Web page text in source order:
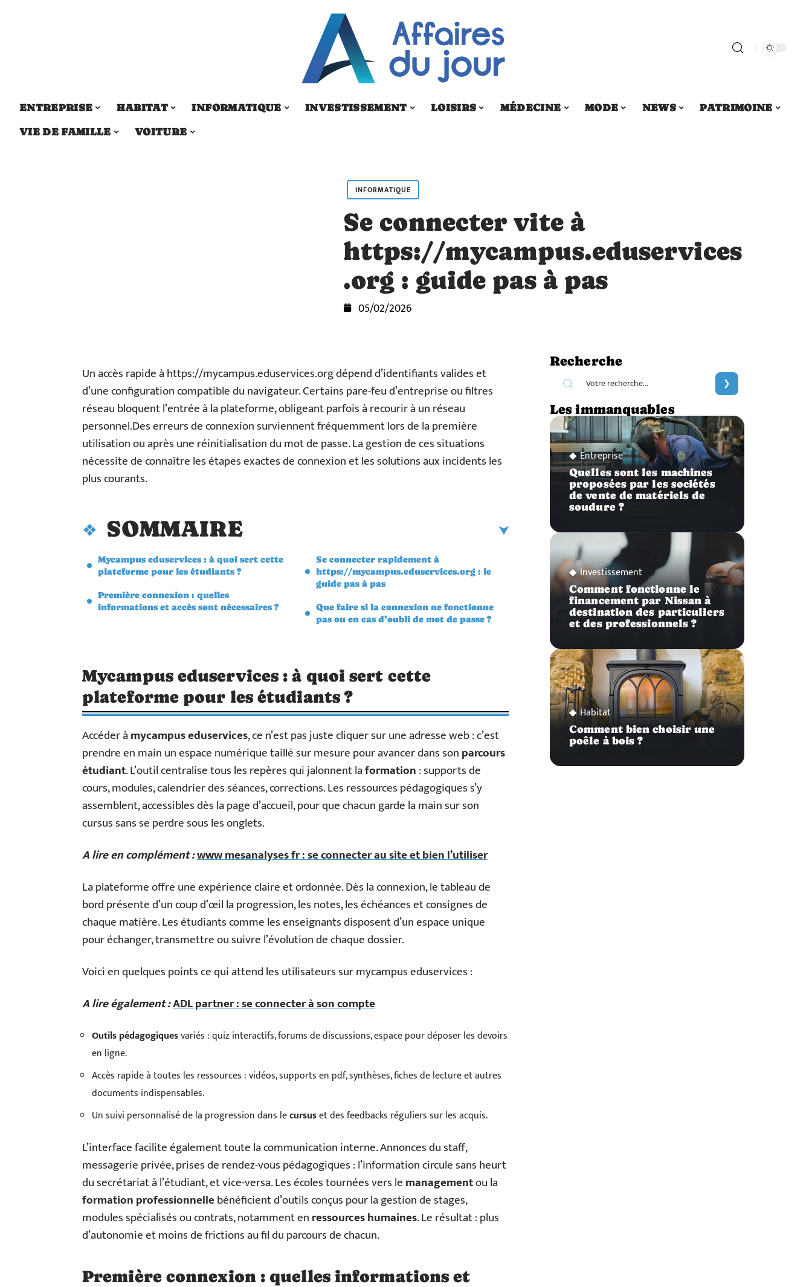
ENTREPRISE HABITAT INFORMATIQUE INVESTISSEMENT LOISIRS MÉDECINE MODE NEWS
PATRIMOINE
VIE DE FAMILLE
VOITURE
INFORMATIQUE
Se connecter vite à
https://mycampus.eduservices
.org : guide pas à pas
05/02/2026
Un accès rapide à https://mycampus.eduservices.org dépend d’identifiants valides et
d’une configuration compatible du navigateur. Certains pare-feu d’entreprise ou filtres
réseau bloquent l’entrée à la plateforme, obligeant parfois à recourir à un réseau
personnel.Des erreurs de connexion surviennent fréquemment lors de la première
utilisation ou après une réinitialisation du mot de passe. La gestion de ces situations
nécessite de connaître les étapes exactes de connexion et les solutions aux incidents les
plus courants.
SOMMAIRE
Mycampus eduservices : à quoi sert cette
plateforme pour les étudiants ?
Première connexion : quelles
informations et accès sont nécessaires ?
Se connecter rapidement à
https://mycampus.eduservices.org : le
guide pas à pas
Que faire si la connexion ne fonctionne
pas ou en cas d’oubli de mot de passe ?
Mycampus eduservices : à quoi sert cette
plateforme pour les étudiants ?
Accéder àmycampus eduservices, ce n’est pas juste cliquer sur une adresse web : c’est
prendre en main un espace numérique taillé sur mesure pour avancer dans sonparcours
étudiant. L’outil centralise tous les repères qui jalonnent laformation: supports de
cours, modules, calendrier des séances, corrections. Les ressources pédagogiques s’y
assemblent, accessibles dès la page d’accueil, pour que chacun garde la main sur son
cursus sans se perdre sous les onglets.
A lire en complément :www mesanalyses fr : se connecter au site et bien l’utiliser
La plateforme offre une expérience claire et ordonnée. Dès la connexion, le tableau de
bord présente d’un coup d’œil la progression, les notes, les échéances et consignes de
chaque matière. Les étudiants comme les enseignants disposent d’un espace unique
pour échanger, transmettre ou suivre l’évolution de chaque dossier.
Voici en quelques points ce qui attend les utilisateurs sur mycampus eduservices :
A lire également :ADL partner : se connecter à son compte
Outils pédagogiquesvariés : quiz interactifs, forums de discussions, espace pour déposer les devoirs
en ligne.
Accès rapide à toutes les ressources : vidéos, supports en pdf, synthèses, fiches de lecture et autres
documents indispensables.
Un suivi personnalisé de la progression dans lecursuset des feedbacks réguliers sur les acquis.
L’interface facilite également toute la communication interne. Annonces du staff,
messagerie privée, prises de rendez-vous pédagogiques : l’information circule sans heurt
du secrétariat à l’étudiant, et vice-versa. Les écoles tournées vers lemanagementou la
formation professionnellebénéficient d’outils conçus pour la gestion de stages,
modules spécialisés ou contrats, notamment enressources humaines. Le résultat : plus
d’autonomie et moins de frictions au fil du parcours de chacun.
Première connexion : quelles informations et
Recherche
Les immanquables
Entreprise
Quelles sont les machines
proposées par les sociétés
de vente de matériels de
soudure ?
Investissement
Comment fonctionne le
financement par Nissan à
destination des particuliers
et des professionnels ?
Habitat
Comment bien choisir une
poêle à bois ?